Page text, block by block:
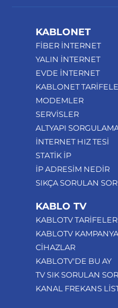
KABLONET
FİBER İNTERNET
YALIN İNTERNET
EVDE İNTERNET
KABLONET
MODEMLER
SERVİSLER
ALTYAPI
İNTERNET HIZ TESİ
STATİK İP
İP ADRESİM NEDİR
SIKÇA SORULAN
KABLO TV
KABLOTV
KABLOTV
CİHAZLAR
KABLOTV'DE BU AY
TV SIK SORULAN
KANAL FREKANS